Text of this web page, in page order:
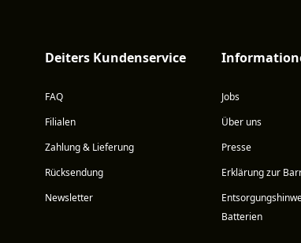
Deiters Kundenservice
FAQ
Filialen
Zahlung & Lieferung
Rücksendung
Newsletter
Jobs
Über uns
Presse
Erklärung zur
Batterien